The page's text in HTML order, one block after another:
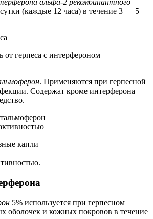
альфа-2 рекомбинантного
(каждые 12 часа) в течение 3 — 5
от герпеса с интерфероном
. Применяются при герпесной
Содержат кроме интерферона
капли
5% используется при герпесном
оболочек и кожных покровов в течение